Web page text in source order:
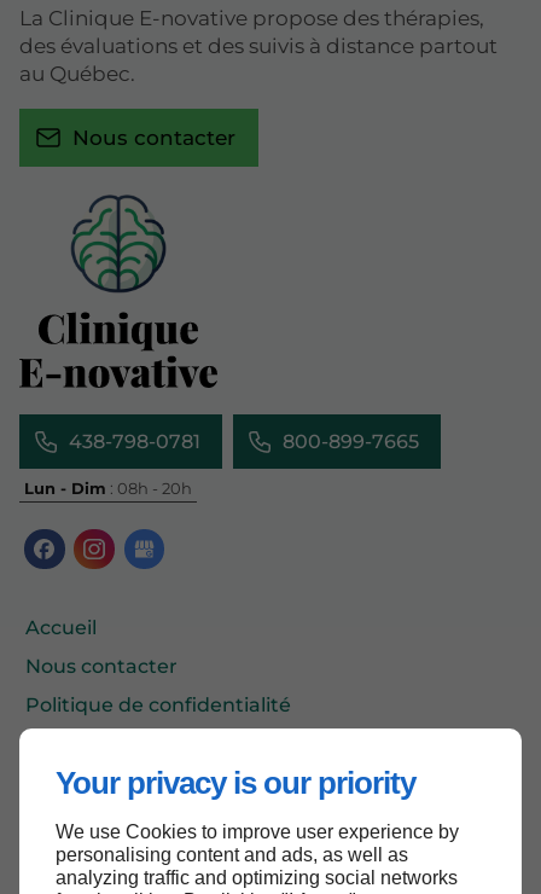
Your privacy is our priority
We use Cookies to improve user experience by
personalising content and ads, as well as
analyzing traffic and optimizing social networks
438-798-0781 800-899-7665
Lun - Dim : 08h - 20h
Accueil
Nous contacter
Politique de confidentialité
La Clinique E-novative propose des thérapies,
des évaluations et des suivis à distance partout
au Québec.
Nous contacter
Haut de page